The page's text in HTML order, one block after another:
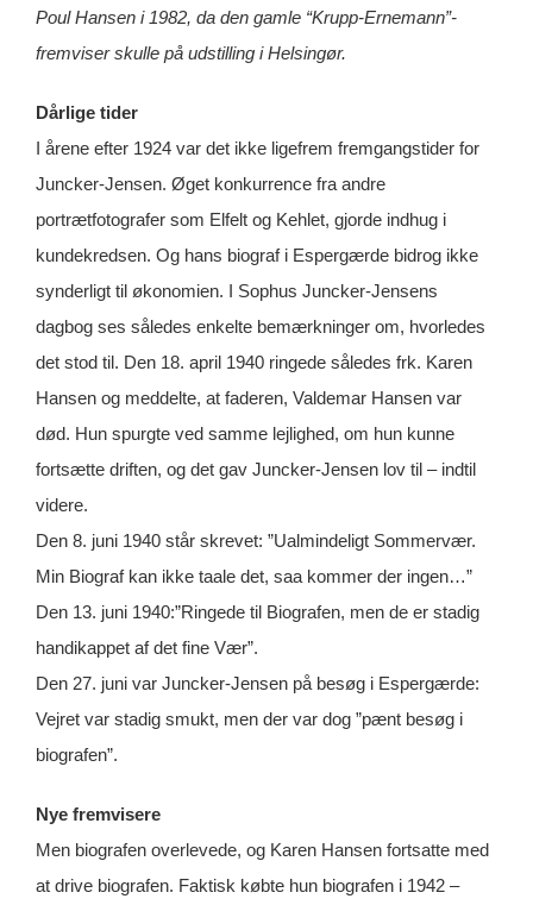
Poul Hansen i 1982, da den gamle “Krupp-Ernemann”-
fremviser skulle på udstilling i Helsingør.
Dårlige tider
I årene efter 1924 var det ikke ligefrem fremgangstider for
Juncker-Jensen. Øget konkurrence fra andre
portrætfotografer som Elfelt og Kehlet, gjorde indhug i
kundekredsen. Og hans biograf i Espergærde bidrog ikke
synderligt til økonomien. I Sophus Juncker-Jensens
dagbog ses således enkelte bemærkninger om, hvorledes
det stod til. Den 18. april 1940 ringede således frk. Karen
Hansen og meddelte, at faderen, Valdemar Hansen var
død. Hun spurgte ved samme lejlighed, om hun kunne
fortsætte driften, og det gav Juncker-Jensen lov til – indtil
videre.
Den 8. juni 1940 står skrevet: ”Ualmindeligt Sommervær.
Min Biograf kan ikke taale det, saa kommer der ingen…”
Den 13. juni 1940:”Ringede til Biografen, men de er stadig
handikappet af det fine Vær”.
Den 27. juni var Juncker-Jensen på besøg i Espergærde:
Vejret var stadig smukt, men der var dog ”pænt besøg i
biografen”.
Nye fremvisere
Men biografen overlevede, og Karen Hansen fortsatte med
at drive biografen. Faktisk købte hun biografen i 1942 –